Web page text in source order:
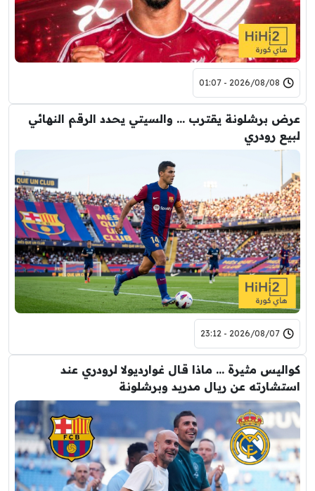
2026/08/08 - 01:07
عرض برشلونة يقترب … والسيتي يحدد الرقم النهائي
لبيع رودري
2026/08/07 - 23:12
كواليس مثيرة … ماذا قال غوارديولا لرودري عند
استشارته عن ريال مدريد وبرشلونة